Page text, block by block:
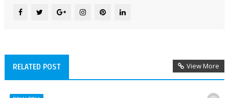
RELATED POST View More